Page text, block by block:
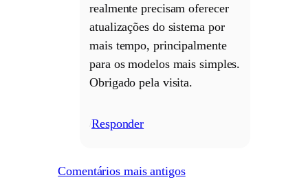
realmente precisam oferecer
atualizações do sistema por
mais tempo, principalmente
para os modelos mais simples.
Obrigado pela visita.
Responder
Comentários mais antigos